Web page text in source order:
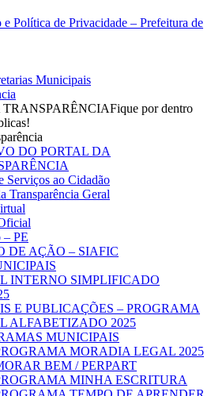
e Política de Privacidade – Prefeitura de
Municipais
Fique por dentro
DO PORTAL DA
Serviços ao Cidadão
Transparência Geral
– PE
DE AÇÃO – SIAFIC
INTERNO SIMPLIFICADO
E PUBLICAÇÕES – PROGRAMA
ALFABETIZADO 2025
MUNICIPAIS
MORADIA LEGAL 2025
BEM / PERPART
MINHA ESCRITURA